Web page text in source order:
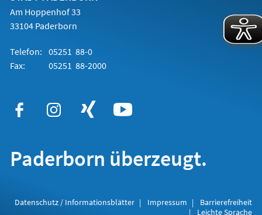
Am Hoppenhof 33
33104 Paderborn
Telefon: 05251 88-0
Fax:
05251 88-2000
Paderborn überzeugt.
Datenschutz / Informationsblätter Impressum
Barrierefreiheit
Leichte Sprache